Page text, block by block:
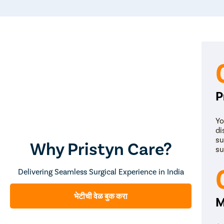
Why Pristyn Care?
Delivering Seamless Surgical Experience in India
भेटीची वेळ बुक करा